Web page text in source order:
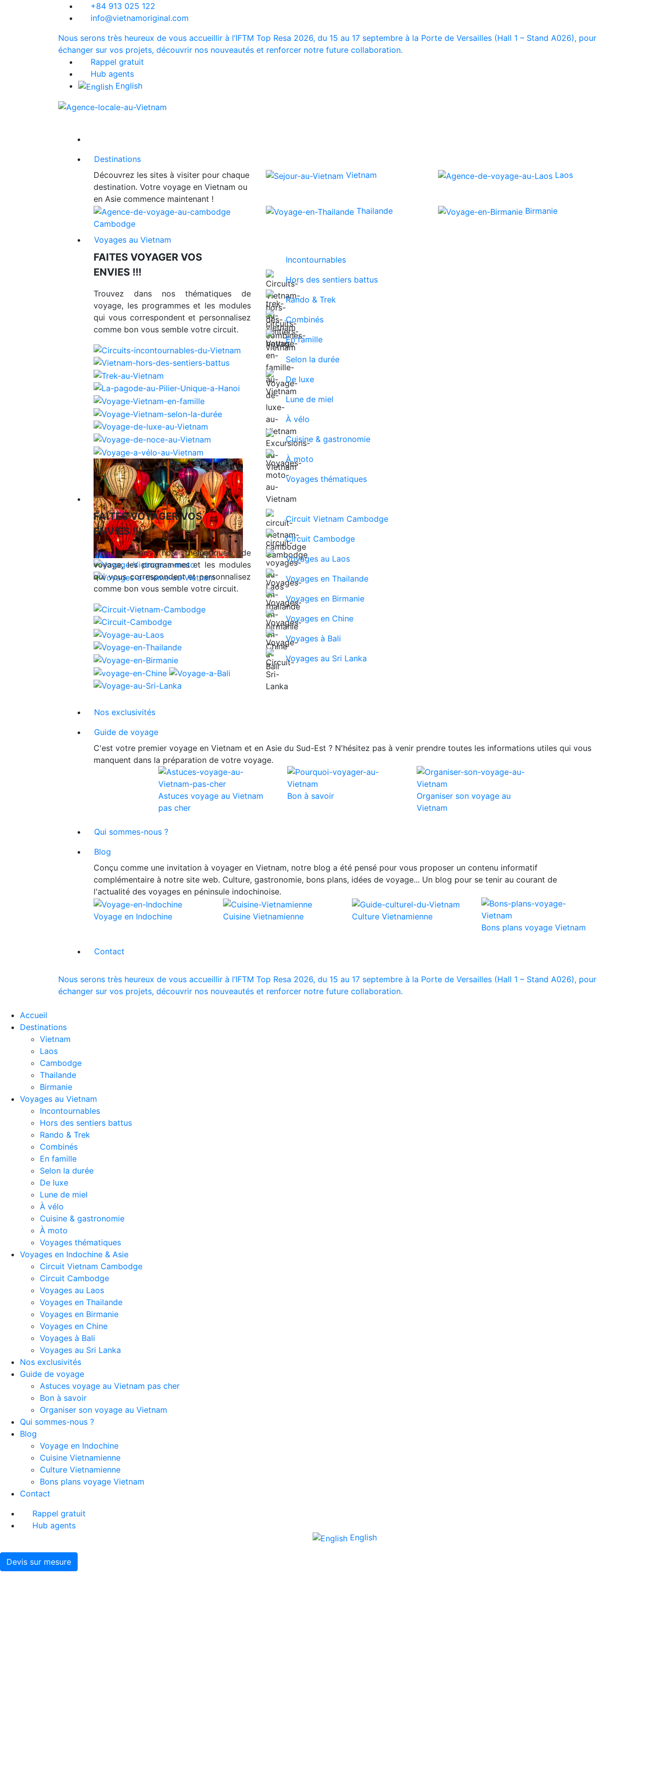
+84 913 025 122
info@vietnamoriginal.com
Nous serons très heureux de vous accueillir à l’IFTM Top Resa 2026, du 15 au 17 septembre à la Porte de Versailles (Hall 1 – Stand A026), pour
échanger sur vos projets, découvrir nos nouveautés et renforcer notre future collaboration.
Rappel gratuit
Hub agents
English
Destinations
Découvrez les sites à visiter pour chaque
destination. Votre voyage en Vietnam ou
en Asie commence maintenant !
Vietnam Laos
Cambodge
Thailande Birmanie
Voyages au Vietnam
FAITES VOYAGER VOS
ENVIES !!!
Trouvez dans nos thématiques de
voyage, les programmes et les modules
qui vous correspondent et personnalisez
comme bon vous semble votre circuit.
Incontournables
Hors des sentiers battus
Rando & Trek
Combinés
En famille
Selon la durée
De luxe
Lune de miel
À vélo
Cuisine & gastronomie
À moto
Voyages thématiques
Voyages en Indochine & Asie
FAITES VOYAGER VOS
ENVIES !!!
Trouvez dans nos thématiques de
voyage, les programmes et les modules
qui vous correspondent et personnalisez
comme bon vous semble votre circuit.
Circuit Vietnam Cambodge
Circuit Cambodge
Voyages au Laos
Voyages en Thailande
Voyages en Birmanie
Voyages en Chine
Voyages à Bali
Voyages au Sri Lanka
Nos exclusivités
Guide de voyage
C'est votre premier voyage en Vietnam et en Asie du Sud-Est ? N'hésitez pas à venir prendre toutes les informations utiles qui vous
manquent dans la préparation de votre voyage.
Astuces voyage au Vietnam
pas cher
Bon à savoir
Organiser son voyage au
Vietnam
Qui sommes-nous ?
Blog
Conçu comme une invitation à voyager en Vietnam, notre blog a été pensé pour vous proposer un contenu informatif
complémentaire à notre site web. Culture, gastronomie, bons plans, idées de voyage... Un blog pour se tenir au courant de
l'actualité des voyages en péninsule indochinoise.
Voyage en Indochine Cuisine Vietnamienne
Culture Vietnamienne
Bons plans voyage Vietnam
Contact
Nous serons très heureux de vous accueillir à l’IFTM Top Resa 2026, du 15 au 17 septembre à la Porte de Versailles (Hall 1 – Stand A026), pour
échanger sur vos projets, découvrir nos nouveautés et renforcer notre future collaboration.
Accueil
Destinations
Vietnam
Laos
Cambodge
Thailande
Birmanie
Voyages au Vietnam
Incontournables
Hors des sentiers battus
Rando & Trek
Combinés
En famille
Selon la durée
De luxe
Lune de miel
À vélo
Cuisine & gastronomie
À moto
Voyages thématiques
Voyages en Indochine & Asie
Circuit Vietnam Cambodge
Circuit Cambodge
Voyages au Laos
Voyages en Thailande
Voyages en Birmanie
Voyages en Chine
Voyages à Bali
Voyages au Sri Lanka
Nos exclusivités
Guide de voyage
Astuces voyage au Vietnam pas cher
Bon à savoir
Organiser son voyage au Vietnam
Qui sommes-nous ?
Blog
Voyage en Indochine
Cuisine Vietnamienne
Culture Vietnamienne
Bons plans voyage Vietnam
Contact
Rappel gratuit
Hub agents
English
Devis sur mesure